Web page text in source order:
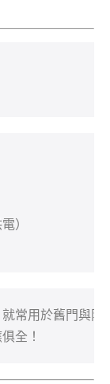
）
常用於舊門與防
全！